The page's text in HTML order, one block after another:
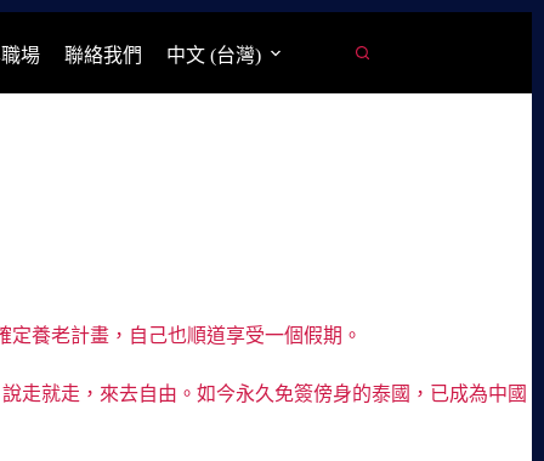
場 聯絡我們 中文 (台灣)
養老計畫，自己也順道享受一個假期。
走就走，來去自由。如今永久免簽傍身的泰國，已成為中國